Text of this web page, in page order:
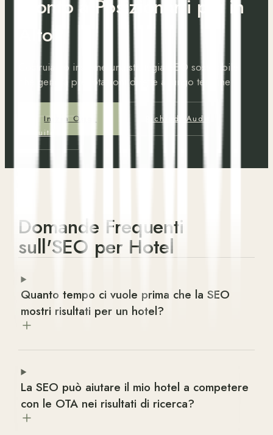
Pronto a Posizionarti più in
Alto?
Costruiamo insieme una strategia SEO sostenibile
che genera prenotazioni dirette a lungo termine
Inizia Oggi
Richiedi Audit
Gratuito
Domande Frequenti
sull'SEO per Hotel
Quanto tempo ci vuole prima che la SEO
mostri risultati per un hotel?
La SEO può aiutare il mio hotel a competere
con le OTA nei risultati di ricerca?